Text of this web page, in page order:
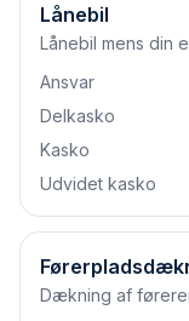
Lånebil
Lånebil mens din
Ansvar
Delkasko
Kasko
Udvidet kasko
Dækning af